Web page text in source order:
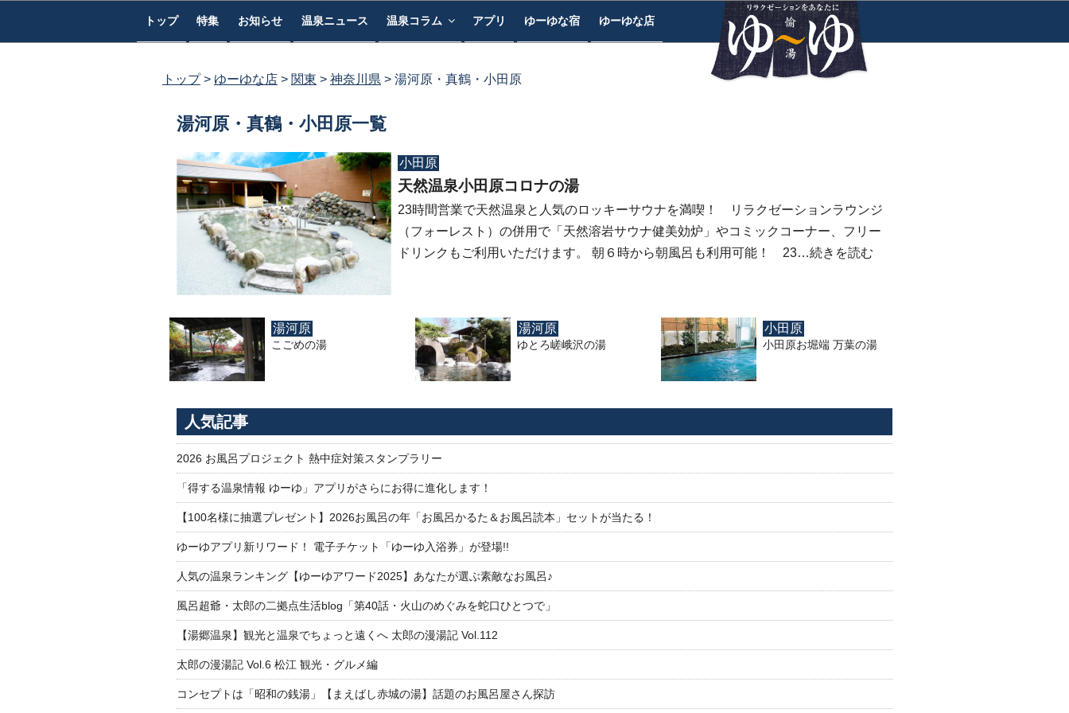
トップ 特集 お知らせ 温泉ニュース 温泉コラム アプリ ゆーゆな宿 ゆーゆな店
トップ ゆーゆな店 関東 神奈川県 湯河原・真鶴・小田原
湯河原・真鶴・小田原一覧
小田原
天然温泉小田原コロナの湯
23時間営業で天然温泉と人気のロッキーサウナを満喫！ リラクゼーションラウンジ
（フォーレスト）の併用で「天然溶岩サウナ健美効炉」やコミックコーナー、フリー
ドリンクもご利用いただけます。 朝６時から朝風呂も利用可能！ 23…続きを読む
湯河原
こごめの湯
湯河原
ゆとろ嵯峨沢の湯
小田原
小田原お堀端 万葉の湯
人気記事
2026 お風呂プロジェクト 熱中症対策スタンプラリー
「得する温泉情報 ゆーゆ」アプリがさらにお得に進化します！
【100名様に抽選プレゼント】2026お風呂の年「お風呂かるた＆お風呂読本」セットが当たる！
ゆーゆアプリ新リワード！ 電子チケット「ゆーゆ入浴券」が登場!!
人気の温泉ランキング【ゆーゆアワード2025】あなたが選ぶ素敵なお風呂♪
風呂超爺・太郎の二拠点生活blog「第40話・火山のめぐみを蛇口ひとつで」
【湯郷温泉】観光と温泉でちょっと遠くへ 太郎の漫湯記 Vol.112
太郎の漫湯記 Vol.6 松江 観光・グルメ編
コンセプトは「昭和の銭湯」【まえばし赤城の湯】話題のお風呂屋さん探訪